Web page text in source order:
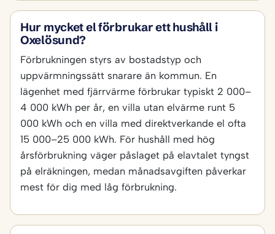
Hur mycket el förbrukar ett hushåll i
Oxelösund?
Förbrukningen styrs av bostadstyp och
uppvärmningssätt snarare än kommun. En
lägenhet med fjärrvärme förbrukar typiskt 2 000–
4 000 kWh per år, en villa utan elvärme runt 5
000 kWh och en villa med direktverkande el ofta
15 000–25 000 kWh. För hushåll med hög
årsförbrukning väger påslaget på elavtalet tyngst
på elräkningen, medan månadsavgiften påverkar
mest för dig med låg förbrukning.